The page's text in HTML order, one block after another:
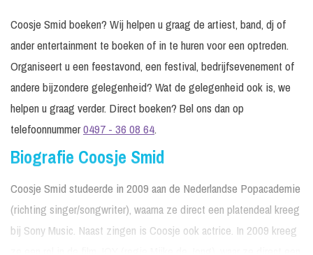
Coosje Smid boeken? Wij helpen u graag de artiest, band, dj of
ander entertainment te boeken of in te huren voor een optreden.
Organiseert u een feestavond, een festival, bedrijfsevenement of
andere bijzondere gelegenheid? Wat de gelegenheid ook is, we
helpen u graag verder. Direct boeken? Bel ons dan op
telefoonnummer0497 - 36 08 64.
Biografie Coosje Smid
Coosje Smid studeerde in 2009 aan de Nederlandse Popacademie
(richting singer/songwriter), waarna ze direct een platendeal kreeg
bij Sony Music. Naast zingen is Coosje ook actrice. In 2009 kreeg